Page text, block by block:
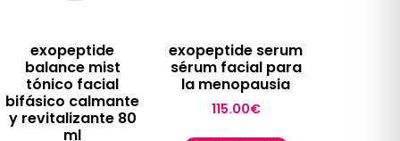
exopeptide
balance mist
tónico facial
bifásico calmante
y revitalizante 80
ml
exopeptide serum
sérum facial para
la menopausia
115.00€